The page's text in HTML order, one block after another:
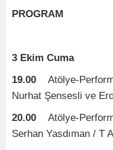
PROGRAM
3 Ekim Cuma
19.00 Atölye-
Nurhat Şensesli ve
20.00 Atölye-
Serhan Yasdıman / T